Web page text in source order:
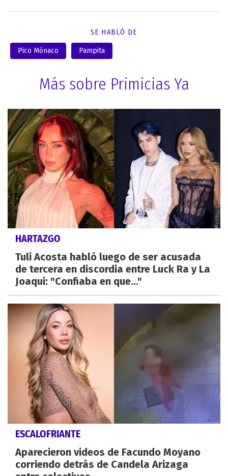
SE HABLÓ DE
Pico Mónaco Pampita
Más sobre Primicias Ya
HARTAZGO
Tuli Acosta habló luego de ser acusada
de tercera en discordia entre Luck Ra y La
Joaqui: "Confiaba en que..."
ESCALOFRIANTE
Aparecieron videos de Facundo Moyano
corriendo detrás de Candela Arizaga